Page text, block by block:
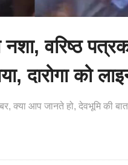
नशा, वरिष्ठ
दारोगा को
क्या आप जानते हो देवभूमि की बात